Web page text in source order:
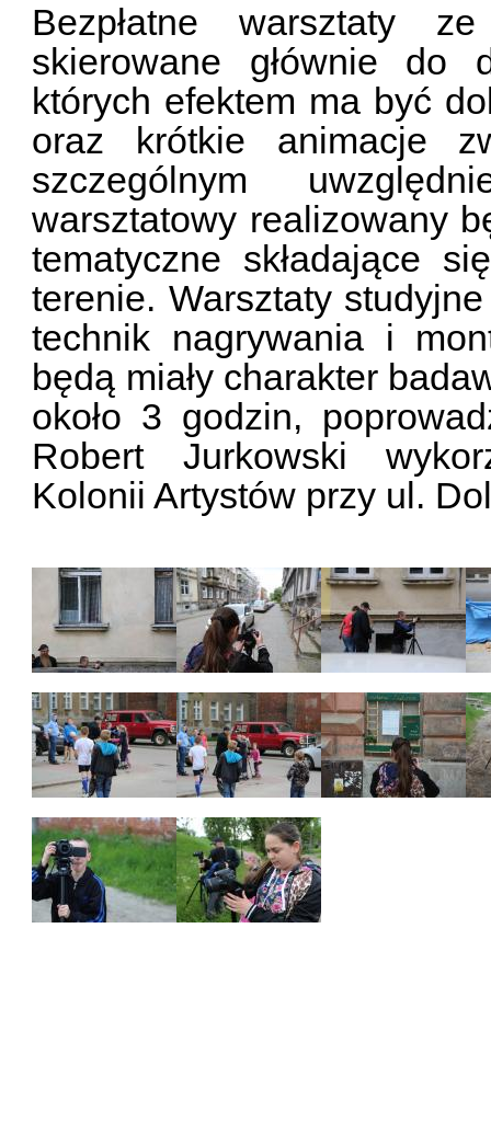
Bezpłatne warsztaty
skierowane głównie do
których efektem ma być
oraz krótkie animacje
szczególnym
warsztatowy realizowany
tematyczne składające
terenie. Warsztaty
technik nagrywania i
będą miały charakter
około 3 godzin,
Robert Jurkowski
Kolonii Artystów przy ul.